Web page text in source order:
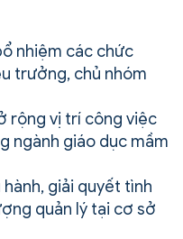
nhiệm các chức
trưởng, chủ nhóm
rộng vị trí công việc
ngành giáo dục mầm
giải quyết tình
quản lý tại cơ sở